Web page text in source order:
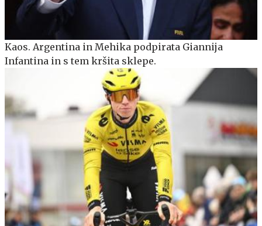
Kaos. Argentina in Mehika podpirata Giannija
Infantina in s tem kršita sklepe.